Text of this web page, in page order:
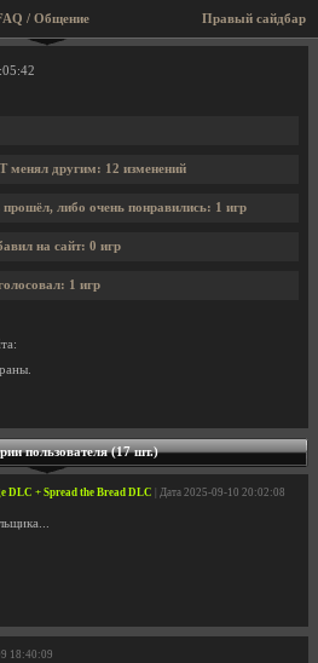
Правый сайдбар
/ Общение
пользователя MaK1auT
менял другим: 12 изменений
либо очень понравились: 1 игр
на сайт: 0 игр
1 игр
пользователя (17 шт.)
DLC + Spread the Bread DLC | Дата 2025-09-10 20:02:08
18:40:09